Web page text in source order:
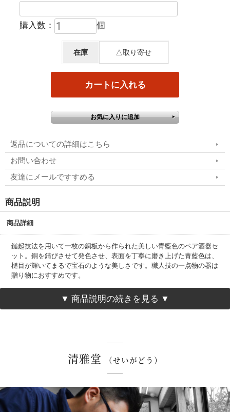
購入数： 個
在庫 △取り寄せ
返品についての詳細はこちら
お問い合わせ
友達にメールですすめる
商品説明
商品詳細
鎚起技法を用いて一枚の銅板から作られた美しい青藍色のペア酒器セ
ット。銅を錆びさせて発色させ、表面を丁寧に磨き上げた青藍色は、
槌目が輝いてまるで宝石のような美しさです。職人技の一点物の器は
贈り物におすすめです。
純銅（板厚1.5mm）、錫
（約）54g
外装サイズ
専用桐箱入り
（約）縦180mm×横235mm×高さ115mm
▼ 商品説明の続きを見る ▼
清雅堂 （せいがどう）